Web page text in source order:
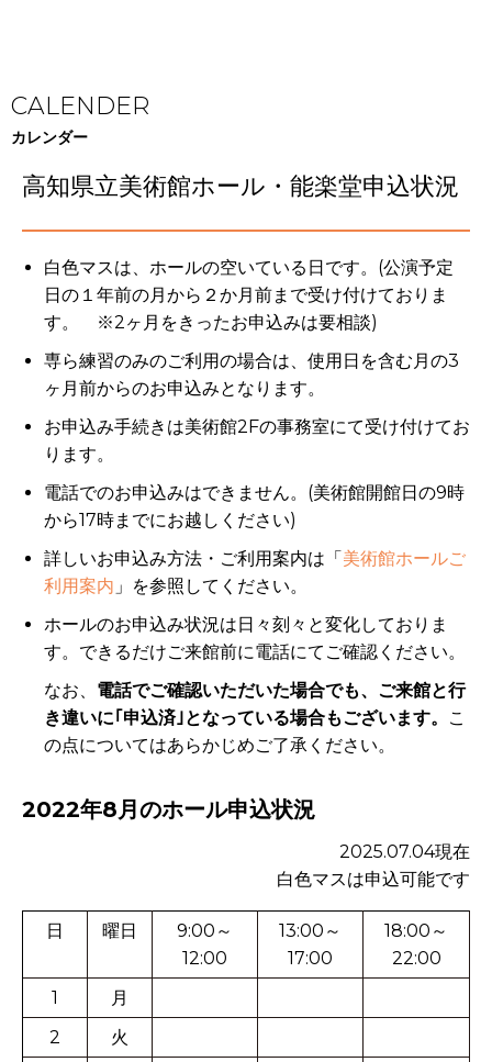
CALENDER
カレンダー
高知県立美術館ホール・能楽堂申込状況
白色マスは、ホールの空いている日です。(公演予定
日の１年前の月から２か月前まで受け付けておりま
す。 ※2ヶ月をきったお申込みは要相談)
専ら練習のみのご利用の場合は、使用日を含む月の3
ヶ月前からのお申込みとなります。
お申込み手続きは美術館2Fの事務室にて受け付けてお
ります。
電話でのお申込みはできません。(美術館開館日の9時
から17時までにお越しください)
詳しいお申込み方法・ご利用案内は「 美術館ホールご
利用案内 」を参照してください。
ホールのお申込み状況は日々刻々と変化しておりま
す。できるだけご来館前に電話にてご確認ください。
なお、 電話でご確認いただいた場合でも、ご来館と行
き違いに｢申込済｣となっている場合もございます。
こ
の点についてはあらかじめご了承ください。
2022年8月のホール申込状況
2025.07.04現在
白色マスは申込可能です
日 曜日
9:00～
12:00
13:00～
17:00
18:00～
22:00
1
月
2
火